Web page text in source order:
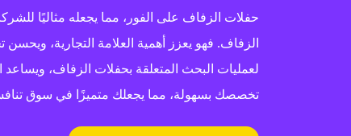
حفلات الزفاف على الفور، مما يجعله مثاليًا
الزفاف. فهو يعزز أهمية العلامة التجارية،
لعمليات البحث المتعلقة بحفلات الزفاف، ويساعد
تخصصك بسهولة، مما يجعلك متميزًا في سوق